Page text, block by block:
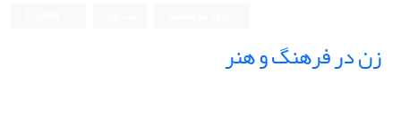
زن در فرهنگ و هنر